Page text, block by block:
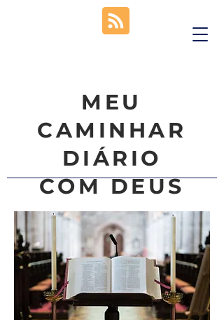
MEU
CAMINHAR
DIÁRIO
COM DEUS